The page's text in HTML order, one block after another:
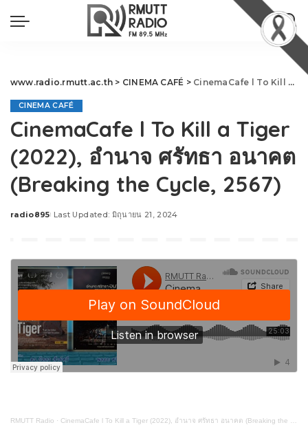
www.radio.rmutt.ac.th > CINEMA CAFÉ > CinemaCafe l To Kill a Tiger (2022), อำนาจ ศรัทธา อนาคต (Breaking the Cycle, 2567)
CINEMA CAFÉ
CinemaCafe l To Kill a Tiger
(2022), อำนาจ ศรัทธา อนาคต
(Breaking the Cycle, 2567)
Posted
radio895 Last Updated: มิถุนายน 21, 2024
RMUTT Radio · CinemaCafe l To Kill a Tiger (2022), อำนาจ ศรัทธา อนาคต (Breaking the Cycle, 2567)